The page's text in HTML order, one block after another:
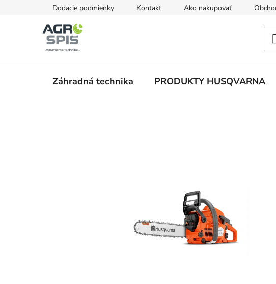
Dodacie podmienky Kontakt Ako nakupovať
Záhradná technika PRODUKTY HUSQVARNA